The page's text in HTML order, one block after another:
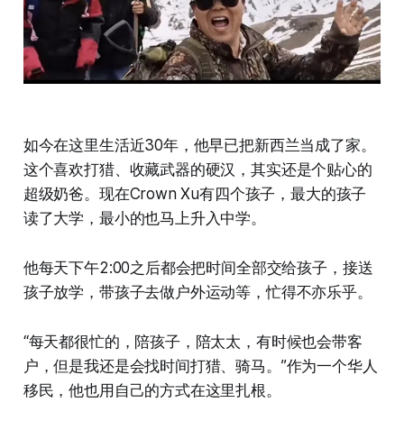
如今在这里生活近30年，他早已把新西兰当成了家。
这个喜欢打猎、收藏武器的硬汉，其实还是个贴心的
超级奶爸。现在Crown Xu有四个孩子，最大的孩子
读了大学，最小的也马上升入中学。
他每天下午2:00之后都会把时间全部交给孩子，接送
孩子放学，带孩子去做户外运动等，忙得不亦乐乎。
“每天都很忙的，陪孩子，陪太太，有时候也会带客
户，但是我还是会找时间打猎、骑马。”作为一个华人
移民，他也用自己的方式在这里扎根。